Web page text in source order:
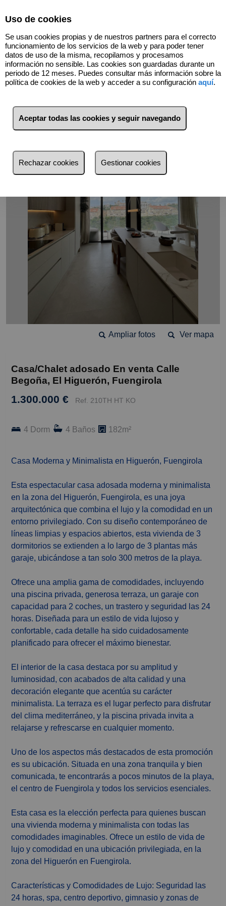
Volver
Ver mapa
Ampliar fotos
Casa/Chalet adosado En venta Calle
Begoña, El Higuerón, Fuengirola
1.300.000 € Ref. 210TH HT KO
4 Dorm 4 Baños 182m²
Casa Moderna y Minimalista en Higuerón, Fuengirola
Esta espectacular casa adosada moderna y minimalista
en la zona del Higuerón, Fuengirola, es una joya
arquitectónica que combina el lujo y la comodidad en un
entorno privilegiado. Con su diseño contemporáneo de
líneas limpias y espacios abiertos, esta vivienda de 3
dormitorios se extienden a lo largo de 3 plantas más
garaje, ubicándose a tan solo 300 metros de la playa.
Ofrece una amplia gama de comodidades, incluyendo
una piscina privada, generosa terraza, un garaje con
capacidad para 2 coches, un trastero y seguridad las 24
horas. Diseñada para un estilo de vida lujoso y
confortable, cada detalle ha sido cuidadosamente
planificado para ofrecer el máximo bienestar.
El interior de la casa destaca por su amplitud y
luminosidad, con acabados de alta calidad y una
decoración elegante que acentúa su carácter
minimalista. La terraza es el lugar perfecto para disfrutar
del clima mediterráneo, y la piscina privada invita a
relajarse y refrescarse en cualquier momento.
Uno de los aspectos más destacados de esta promoción
es su ubicación. Situada en una zona tranquila y bien
comunicada, te encontrarás a pocos minutos de la playa,
el centro de Fuengirola y todos los servicios esenciales.
Esta casa es la elección perfecta para quienes buscan
una vivienda moderna y minimalista con todas las
comodidades imaginables. Ofrece un estilo de vida de
lujo y comodidad en una ubicación privilegiada, en la
zona del Higuerón en Fuengirola.
Características y Comodidades de Lujo: Seguridad las
24 horas, spa, centro deportivo, gimnasio y zonas de
Uso de cookies
Se usan cookies propias y de nuestros partners para el correcto
funcionamiento de los servicios de la web y para poder tener
datos de uso de la misma, recopilamos y procesamos
información no sensible. Las cookies son guardadas durante un
periodo de 12 meses. Puedes consultar más información sobre la
política de cookies de la web y acceder a su configuración aquí.
Aceptar todas las cookies y seguir navegando
Rechazar cookies Gestionar cookies